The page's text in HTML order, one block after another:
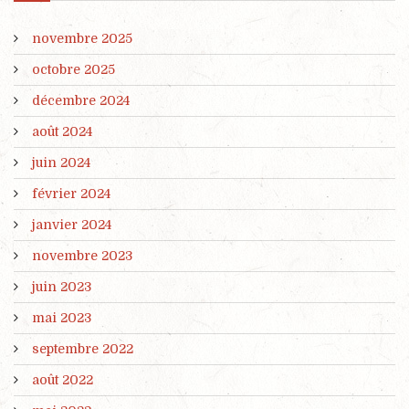
novembre 2025
octobre 2025
décembre 2024
août 2024
juin 2024
février 2024
janvier 2024
novembre 2023
juin 2023
mai 2023
septembre 2022
août 2022